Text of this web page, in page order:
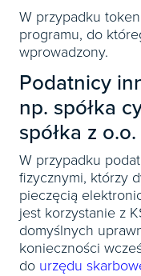
W przypadku
programu, do
wprowadzony.
Podatnicy
np. spółka
spółka z o.o.
W przypadku
fizycznymi, którzy
pieczęcią
jest korzystanie z
domyślnych
konieczności
do urzędu